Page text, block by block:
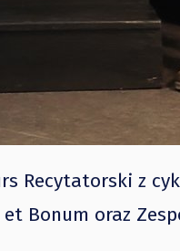
Recytatorski z
Bonum oraz